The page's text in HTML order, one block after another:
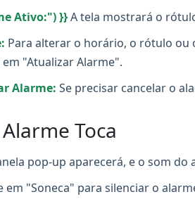
Ativo:") }}A tela mostrará o
Para alterar o horário, o rótulo ou
"Atualizar Alarme".
Alarme: Se precisar cancelar o
Toca
pop-up aparecerá, e o som
em "Soneca" para silenciar o